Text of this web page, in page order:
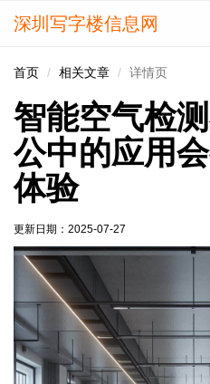
深圳写字楼信息网
首页 相关文章 详情页
智能空气检
公中的应用
体验
更新日期： 2025-07-27